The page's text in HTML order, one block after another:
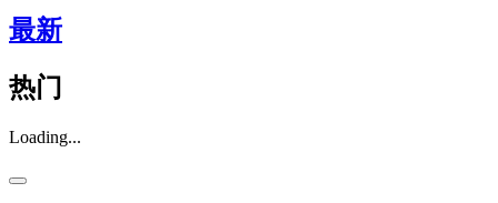
最新
热门
Loading...